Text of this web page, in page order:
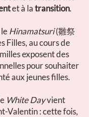
et à latransition.
Hinamatsuri(雛祭
Filles, au cours de
exposent des
pour souhaiter
aux jeunes filles.
White Dayvient
Valentin : cette fois,